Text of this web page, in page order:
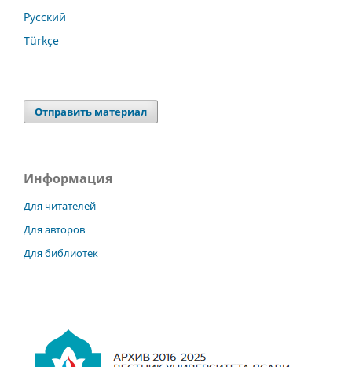
Русский
Türkçe
Отправить материал
Информация
Для читателей
Для авторов
Для библиотек